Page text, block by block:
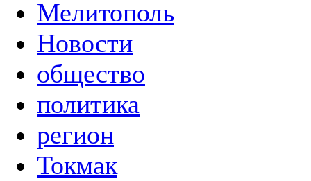
Мелитополь
Новости
общество
политика
регион
Токмак